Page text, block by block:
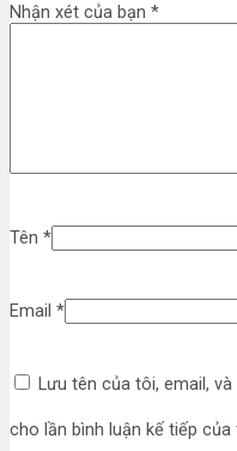
Nhận xét của bạn *
Tên *
Email *
Lưu tên của tôi, email,
cho lần bình luận kế tiếp của